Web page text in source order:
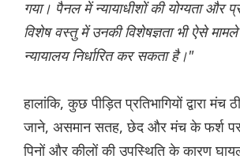
गया। पैनल में न्यायाधीशों की योग्यता और
विशेष वस्तु में उनकी विशेषज्ञता भी ऐसे
न्यायालय निर्धारित कर सकता है।"
हालांकि, कुछ पीड़ित प्रतिभागियों द्वारा मंच
जाने, असमान सतह, छेद और मंच के फर्श पर
पिनों और कीलों की उपस्थिति के कारण